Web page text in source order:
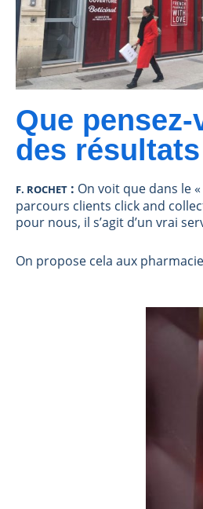
Que
des
F. ROCHET : On voit que dans le
parcours clients click and
pour nous, il s’agit d’un vrai
On propose cela aux